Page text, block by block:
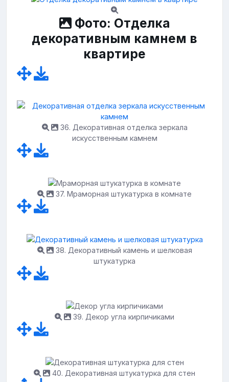
Фото: Отделка
декоративным камнем в
квартире
36. Декоративная отделка зеркала
искусственным камнем
37. Мраморная штукатурка в комнате
38. Декоративный камень и шелковая
штукатурка
39. Декор угла кирпичиками
40. Декоративная штукатурка для стен